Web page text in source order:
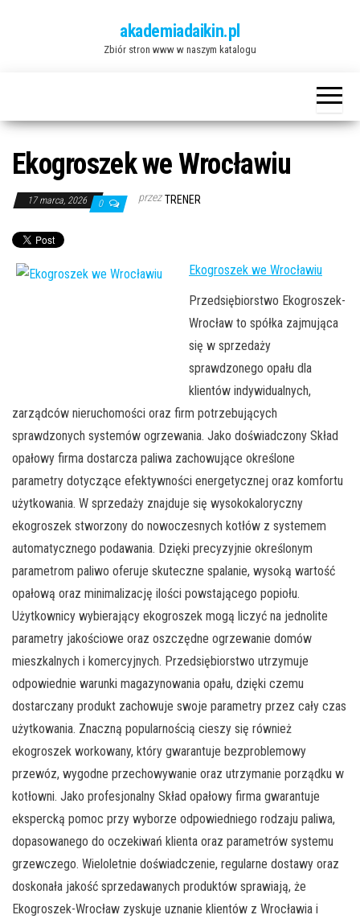
akademiadaikin.pl
Zbiór stron www w naszym katalogu
Ekogroszek we Wrocławiu
17 marca, 2026 0 przez TRENER
Ekogroszek we Wrocławiu
Przedsiębiorstwo Ekogroszek-
Wrocław to spółka zajmująca
się w sprzedaży
sprawdzonego opału dla
klientów indywidualnych,
zarządców nieruchomości oraz firm potrzebujących
sprawdzonych systemów ogrzewania. Jako doświadczony Skład
opałowy firma dostarcza paliwa zachowujące określone
parametry dotyczące efektywności energetycznej oraz komfortu
użytkowania. W sprzedaży znajduje się wysokokaloryczny
ekogroszek stworzony do nowoczesnych kotłów z systemem
automatycznego podawania. Dzięki precyzyjnie określonym
parametrom paliwo oferuje skuteczne spalanie, wysoką wartość
opałową oraz minimalizację ilości powstającego popiołu.
Użytkownicy wybierający ekogroszek mogą liczyć na jednolite
parametry jakościowe oraz oszczędne ogrzewanie domów
mieszkalnych i komercyjnych. Przedsiębiorstwo utrzymuje
odpowiednie warunki magazynowania opału, dzięki czemu
dostarczany produkt zachowuje swoje parametry przez cały czas
użytkowania. Znaczną popularnością cieszy się również
ekogroszek workowany, który gwarantuje bezproblemowy
przewóz, wygodne przechowywanie oraz utrzymanie porządku w
kotłowni. Jako profesjonalny Skład opałowy firma gwarantuje
ekspercką pomoc przy wyborze odpowiedniego rodzaju paliwa,
dopasowanego do oczekiwań klienta oraz parametrów systemu
grzewczego. Wieloletnie doświadczenie, regularne dostawy oraz
doskonała jakość sprzedawanych produktów sprawiają, że
Ekogroszek-Wrocław zyskuje uznanie klientów z Wrocławia i